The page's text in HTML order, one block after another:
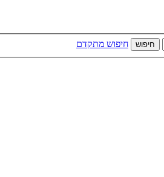
חיפוש חיפוש מתקדם